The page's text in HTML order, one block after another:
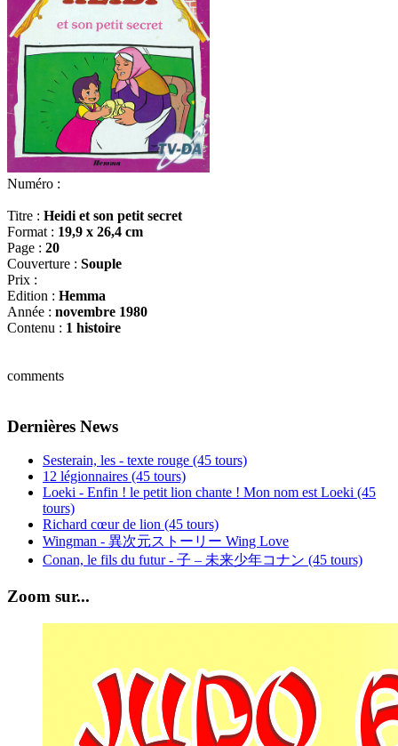
Numéro :
Titre : Heidi et son petit secret
Format : 19,9 x 26,4 cm
Page : 20
Couverture : Souple
Prix :
Edition : Hemma
Année : novembre 1980
Contenu : 1 histoire
comments
Dernières News
Sesterain, les - texte rouge (45 tours)
12 légionnaires (45 tours)
Loeki - Enfin ! le petit lion chante ! Mon nom est Loeki (45
tours)
Richard cœur de lion (45 tours)
Wingman - 異次元ストーリー Wing Love
Conan, le fils du futur - 子 – 未来少年コナン (45 tours)
Zoom sur...